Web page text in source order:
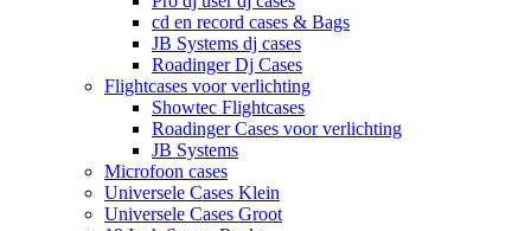
cd en record cases & Bags
JB Systems dj cases
Roadinger Dj Cases
Flightcases voor verlichting
Showtec Flightcases
Roadinger Cases voor verlichting
JB Systems
Microfoon cases
Universele Cases Klein
Universele Cases Groot